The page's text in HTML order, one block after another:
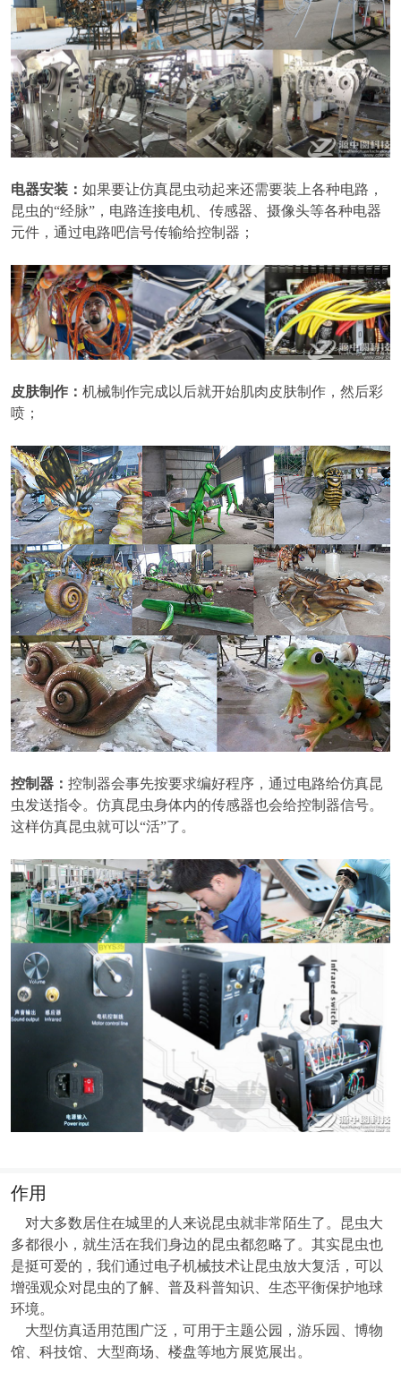
电器安装： 如果要让仿真昆虫动起来还需要装上各种电路，
昆虫的“经脉”，电路连接电机、传感器、摄像头等各种电器
元件，通过电路吧信号传输给控制器；
皮肤制作： 机械制作完成以后就开始肌肉皮肤制作，然后彩
喷；
控制器： 控制器会事先按要求编好程序，通过电路给仿真昆
虫发送指令。仿真昆虫身体内的传感器也会给控制器信号。
这样仿真昆虫就可以“活”了。
作用
对大多数居住在城里的人来说昆虫就非常陌生了。昆虫大
多都很小，就生活在我们身边的昆虫都忽略了。其实昆虫也
是挺可爱的，我们通过电子机械技术让昆虫放大复活，可以
增强观众对昆虫的了解、普及科普知识、生态平衡保护地球
环境。
大型仿真适用范围广泛，可用于主题公园，游乐园、博物
馆、科技馆、大型商场、楼盘等地方展览展出。